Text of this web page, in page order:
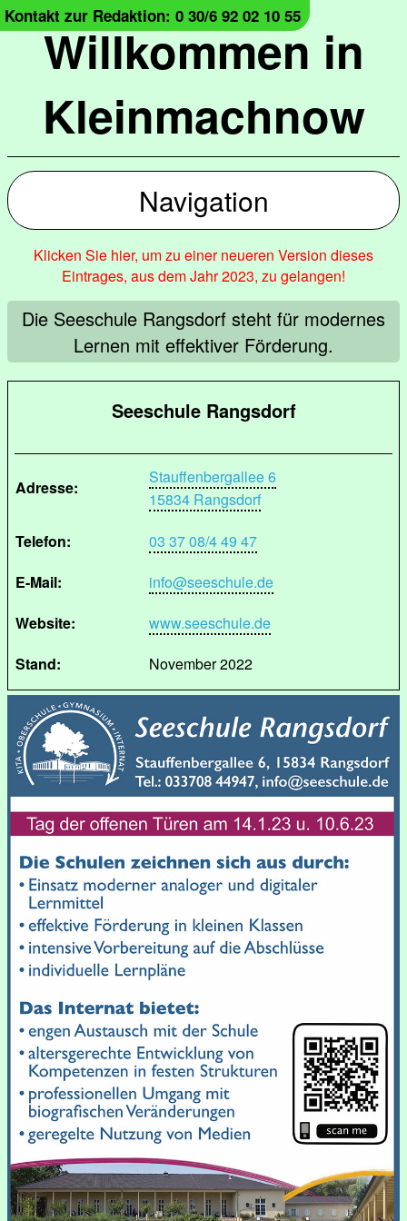
Willkommen in
Kleinmachnow
Kontakt zur Redaktion: 0 30/6 92 02 10 55
Navigation
Klicken Sie hier, um zu einer neueren Version dieses
Eintrages, aus dem Jahr 2023, zu gelangen!
Die Seeschule Rangsdorf steht für modernes
Lernen mit effektiver Förderung.
Seeschule Rangsdorf
Adresse:
Stauffenbergallee 6
15834 Rangsdorf
Telefon:
03 37 08/4 49 47
E-Mail:
info@seeschule.de
Website:
www.seeschule.de
Stand:
November 2022